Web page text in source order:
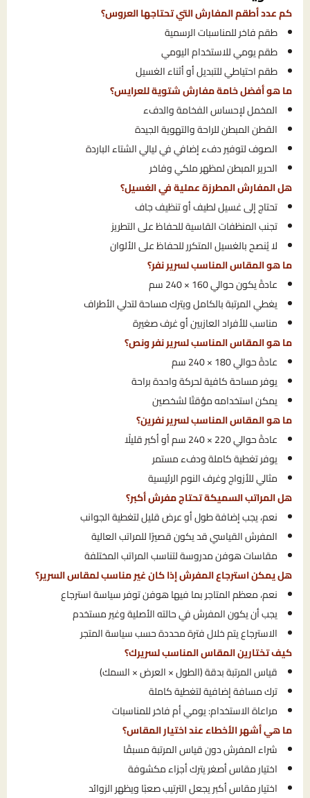
كم عدد أطقم المفارش التي تحتاجها العروس؟
طقم فاخر للمناسبات الرسمية
طقم يومي للاستخدام اليومي
طقم احتياطي للتبديل أو أثناء الغسيل
ما هو أفضل خامة مفارش شتوية للعرايس؟
المخمل لإحساس الفخامة والدفء
القطن المبطن للراحة والتهوية الجيدة
الصوف لتوفير دفء إضافي في ليالي الشتاء الباردة
الحرير المبطن لمظهر ملكي وفاخر
هل المفارش المطرزة عملية في الغسيل؟
تحتاج إلى غسيل لطيف أو تنظيف جاف
تجنب المنظفات القاسية للحفاظ على التطريز
لا يُنصح بالغسيل المتكرر للحفاظ على الألوان
ما هو المقاس المناسب لسرير نفر؟
عادةً يكون حوالي 160 × 240 سم
يغطي المرتبة بالكامل ويترك مساحة لتدلي الأطراف
مناسب للأفراد العازبين أو غرف صغيرة
ما هو المقاس المناسب لسرير نفر ونص؟
عادةً حوالي 180 × 240 سم
يوفر مساحة كافية لحركة واحدة براحة
يمكن استخدامه مؤقتًا لشخصين
ما هو المقاس المناسب لسرير نفرين؟
عادةً حوالي 220 × 240 سم أو أكبر قليلًا
يوفر تغطية كاملة ودفء مستمر
مثالي للأزواج وغرف النوم الرئيسية
هل المراتب السميكة تحتاج مفرش أكبر؟
نعم، يجب إضافة طول أو عرض قليل لتغطية الجوانب
المفرش القياسي قد يكون قصيرًا للمراتب العالية
مقاسات هوفن مدروسة لتناسب المراتب المختلفة
هل يمكن استرجاع المفرش إذا كان غير مناسب لمقاس السرير؟
نعم، معظم المتاجر بما فيها هوفن توفر سياسة استرجاع
يجب أن يكون المفرش في حالته الأصلية وغير مستخدم
الاسترجاع يتم خلال فترة محددة حسب سياسة المتجر
كيف تختارين المقاس المناسب لسريرك؟
قياس المرتبة بدقة (الطول × العرض × السمك)
ترك مسافة إضافية لتغطية كاملة
مراعاة الاستخدام: يومي أم فاخر للمناسبات
ما هي أشهر الأخطاء عند اختيار المقاس؟
شراء المفرش دون قياس المرتبة مسبقًا
اختيار مقاس أصغر يترك أجزاء مكشوفة
اختيار مقاس أكبر يجعل الترتيب صعبًا ويظهر الزوائد